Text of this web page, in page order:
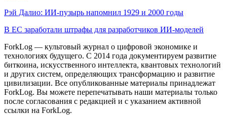
Рэй Далио: ИИ-пузырь напомнил 1929 и 2000 годы
В ЕС заработали штрафы для разработчиков ИИ-моделей
ForkLog — культовый журнал о цифровой экономике и
технологиях будущего. С 2014 года документируем развитие
биткоина, искусственного интеллекта, квантовых технологий
и других систем, определяющих трансформацию и развитие
цивилизации. Все опубликованные материалы принадлежат
ForkLog. Вы можете перепечатывать наши материалы только
после согласования с редакцией и с указанием активной
ссылки на ForkLog.